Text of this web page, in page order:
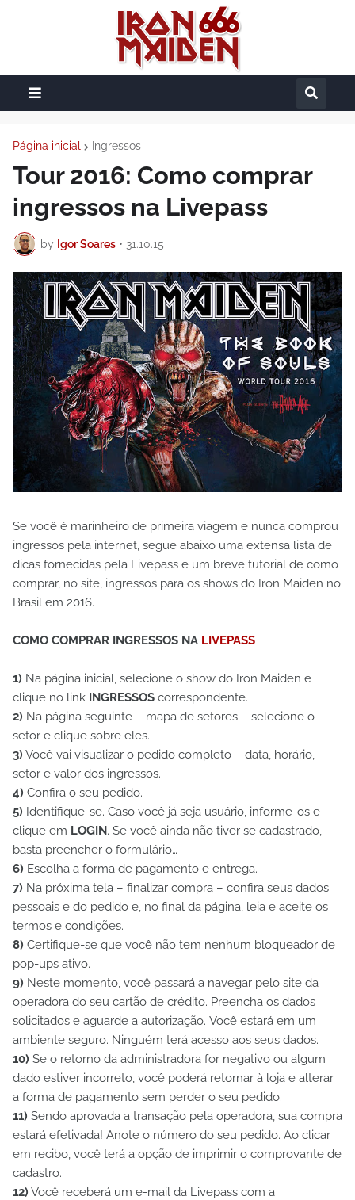
Página inicial Ingressos
Tour 2016: Como comprar
ingressos na Livepass
by Igor Soares • 31.10.15
Se você é marinheiro de primeira viagem e nunca comprou
ingressos pela internet, segue abaixo uma extensa lista de
dicas fornecidas pela Livepass e um breve tutorial de como
comprar, no site, ingressos para os shows do Iron Maiden no
Brasil em 2016.
COMO COMPRAR INGRESSOS NA LIVEPASS
1) Na página inicial, selecione o show do Iron Maiden e
clique no link INGRESSOS correspondente.
2) Na página seguinte – mapa de setores – selecione o
setor e clique sobre eles.
3) Você vai visualizar o pedido completo – data, horário,
setor e valor dos ingressos.
4) Confira o seu pedido.
5) Identifique-se. Caso você já seja usuário, informe-os e
clique em LOGIN. Se você ainda não tiver se cadastrado,
basta preencher o formulário…
6) Escolha a forma de pagamento e entrega.
7) Na próxima tela – finalizar compra – confira seus dados
pessoais e do pedido e, no final da página, leia e aceite os
termos e condições.
8) Certifique-se que você não tem nenhum bloqueador de
pop-ups ativo.
9) Neste momento, você passará a navegar pelo site da
operadora do seu cartão de crédito. Preencha os dados
solicitados e aguarde a autorização. Você estará em um
ambiente seguro. Ninguém terá acesso aos seus dados.
10) Se o retorno da administradora for negativo ou algum
dado estiver incorreto, você poderá retornar à loja e alterar
a forma de pagamento sem perder o seu pedido.
11) Sendo aprovada a transação pela operadora, sua compra
estará efetivada! Anote o número do seu pedido. Ao clicar
em recibo, você terá a opção de imprimir o comprovante de
cadastro.
12) Você receberá um e-mail da Livepass com a